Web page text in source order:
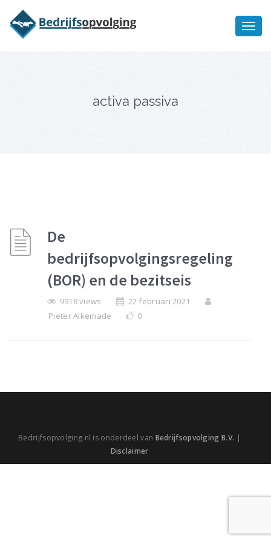
activa passiva
De
bedrijfsopvolgingsregeling
(BOR) en de bezitseis
9918 views
22 februari 2021
Pieter Alkemade
0
Bedrijfsopvolging.nl is onderdeel van Bedrijfsopvolging B.V. |
Disclaimer
bedrijfsopvolging voor fiscaal
juridisch advies
Ik wil meer informatie